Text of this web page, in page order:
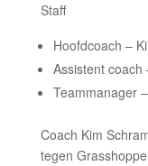
Staff
Hoofdcoach –
Assistent coach
Teammanager
Coach Kim
tegen